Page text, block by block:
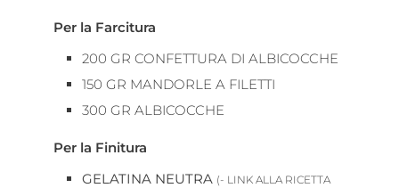
Per la Farcitura
200 GR CONFETTURA DI ALBICOCCHE
150 GR MANDORLE A FILETTI
300 GR ALBICOCCHE
Per la Finitura
GELATINA NEUTRA (- LINK ALLA RICETTA